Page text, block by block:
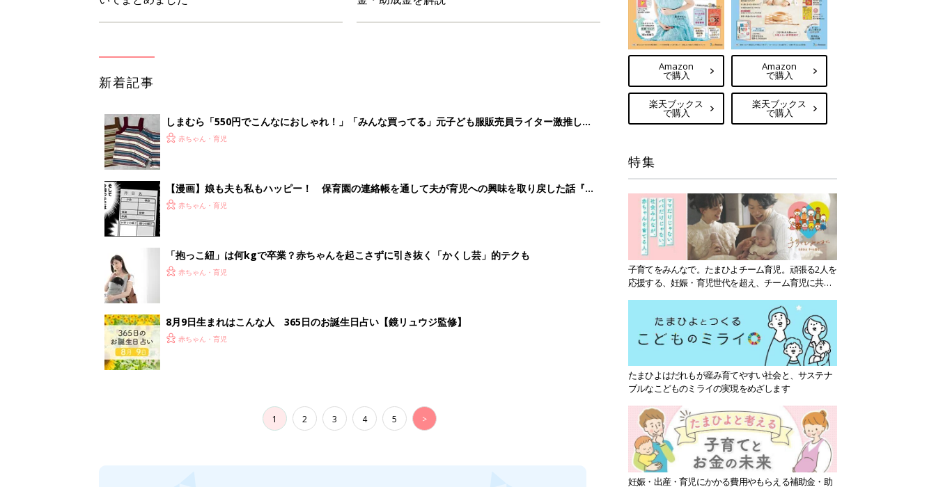
「抱っこ紐」は何kgで卒業？赤ちゃんを起こさずに引き抜く「かくし芸」的テクも
1 2 3 4 5 >
Amazon
で購入
楽天ブックス
で購入
Amazon
で購入
楽天ブックス
で購入
特集
子育てをみんなで。たまひよチーム育児。頑張る2人を
応援する、妊娠・育児世代を超え、チーム育児に共感
たまひよはだれもが産み育てやすい社会と、サステナ
ブルなこどものミライの実現をめざします
妊娠・出産・育児にかかる費用やもらえる補助金・助